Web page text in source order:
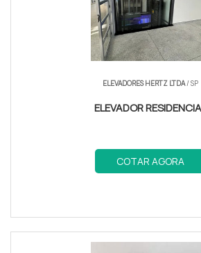
ELEVADORES HERTZ LTDA/ SP
ELEVADOR
COTAR AGORA